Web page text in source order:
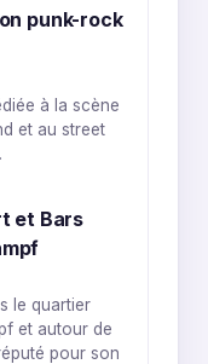
punk-rock
à la scène
et au street
et Bars
le quartier
et autour de
pour son